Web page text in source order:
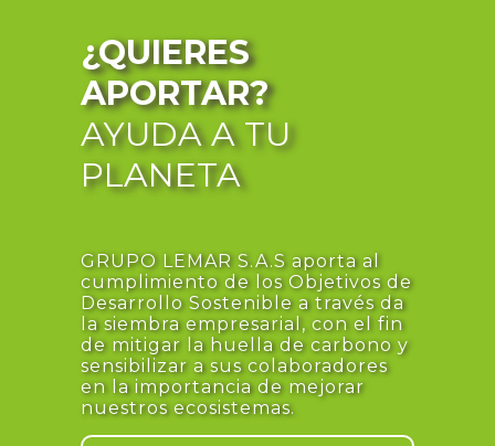
¿QUIERES
APORTAR?
AYUDA A TU
PLANETA
GRUPO LEMAR S.A.S aporta al
cumplimiento de los Objetivos de
Desarrollo Sostenible a través da
la siembra empresarial, con el fin
de mitigar la huella de carbono y
sensibilizar a sus colaboradores
en la importancia de mejorar
nuestros ecosistemas.